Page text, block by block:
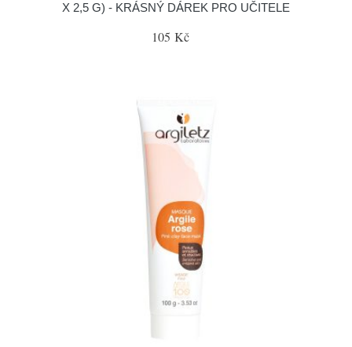
X 2,5 G) - KRÁSNÝ DÁREK PRO UČITELE
105 Kč